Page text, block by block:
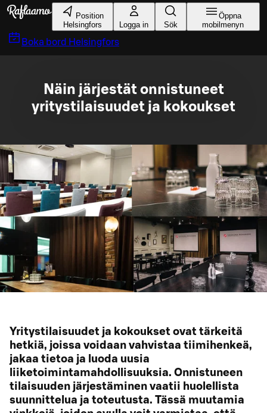
Gå till huvudinnehållet
Position
Helsingfors
Logga in Sök
Öppna
mobilmenyn
Boka bord Helsingfors
Näin järjestät onnistuneet
yritystilaisuudet ja kokoukset
Yritystilaisuudet ja kokoukset ovat tärkeitä
hetkiä, joissa voidaan vahvistaa tiimihenkeä,
jakaa tietoa ja luoda uusia
liiketoimintamahdollisuuksia. Onnistuneen
tilaisuuden järjestäminen vaatii huolellista
suunnittelua ja toteutusta. Tässä muutamia